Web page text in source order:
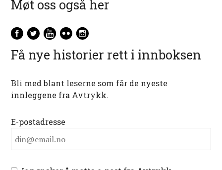
Møt oss også her
Få nye historier rett i innboksen
Bli med blant leserne som får de nyeste
innleggene fra Avtrykk.
E-postadresse